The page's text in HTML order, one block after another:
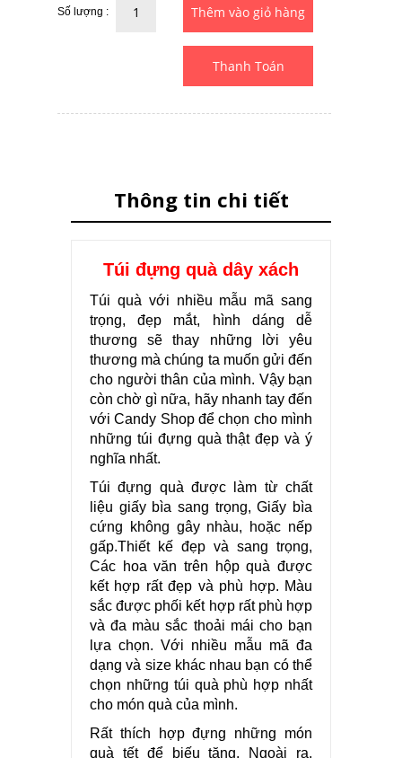
Số lượng :
Thanh Toán
Thông tin chi tiết
Túi đựng quà dây xách
Túi quà với nhiều mẫu mã sang
trọng, đẹp mắt, hình dáng dễ
thương sẽ thay những lời yêu
thương mà chúng ta muốn gửi đến
cho người thân của mình. Vậy bạn
còn chờ gì nữa, hãy nhanh tay đến
với Candy Shop để chọn cho mình
những túi đựng quà thật đẹp và ý
nghĩa nhất.
Túi đựng quà được làm từ chất
liệu giấy bìa sang trọng, Giấy bìa
cứng không gây nhàu, hoặc nếp
gấp.Thiết kế đẹp và sang trọng,
Các hoa văn trên hộp quà được
kết hợp rất đẹp và phù hợp. Màu
sắc được phối kết hợp rất phù hợp
và đa màu sắc thoải mái cho bạn
lựa chọn. Với nhiều mẫu mã đa
dạng và size khác nhau bạn có thể
chọn những túi quà phù hợp nhất
cho món quà của mình.
Rất thích hợp đựng những món
quà tết để biếu tặng. Ngoài ra,